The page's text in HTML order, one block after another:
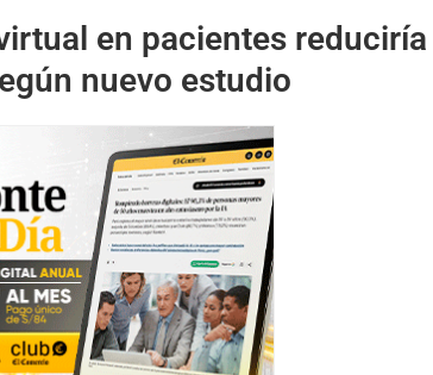
en pacientes
nuevo estudio